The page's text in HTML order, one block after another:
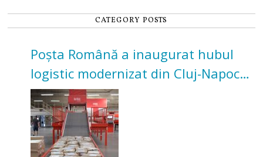
CATEGORY POSTS
Poșta Română a inaugurat hubul
logistic modernizat din Cluj-Napoca.
Investiție de 3 milioane de euro